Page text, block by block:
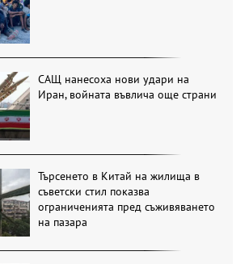
САЩ нанесоха нови удари на
Иран, войната въвлича още страни
Търсенето в Китай на жилища в
съветски стил показва
ограниченията пред съживяването
на пазара